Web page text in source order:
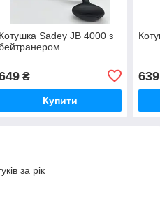
Котушка Sadey JB 4000 з
₴
Купити
639
за рік